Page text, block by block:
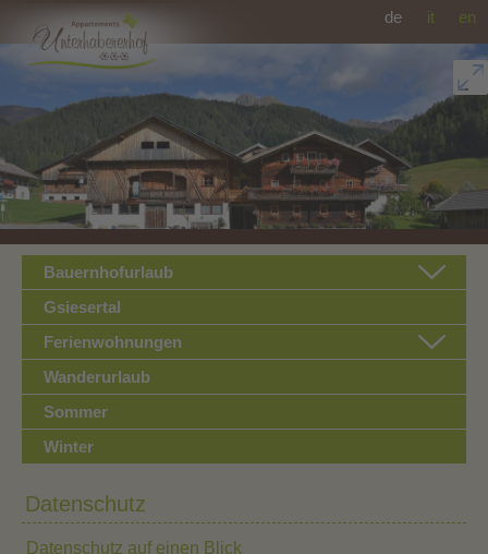
de it en
Bauernhofurlaub
Gsiesertal
Ferienwohnungen
Wanderurlaub
Sommer
Winter
Datenschutz
Datenschutz auf einen Blick